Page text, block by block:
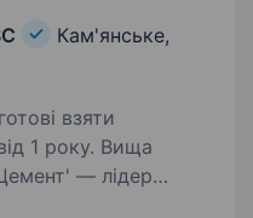
Кам'янське,
взяти
1 року. Вища